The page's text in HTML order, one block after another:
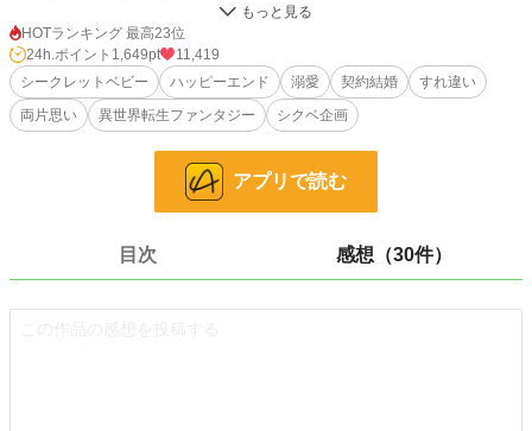
前世を思い出したばかりの彼女は、ここが小説『冷酷皇帝の最愛妃』の中だと気
づき、冷静に状況を分析していた。
エリザの役どころは、公爵家が皇帝に押し付けた花嫁で、彼の恋路の邪魔をする
モブ皇妃。小説のシュテファンは、最終的には運命の恋人アンネと結ばれる。
それは確かに、子どもが出来たら困るだろう。
速やかな"円満離婚"を前提にシュテファンと契約を結んだエリザだったが、とあ
るキッカケで彼の子を身ごもることになってしまい──？
シュテファンとの契約違反におののき、思わず逃走したエリザに「やっと見つけ
どうやら彼はエリザ一筋だったらしく。あれ？ あなたの恋人アンネはどうした
HOTランキング 最高23位
24h.ポイント 1,649pt
11,419
シークレットベビー
ハッピーエンド 溺愛 契約結婚
すれ違い
両片思い
異世界転生ファンタジー シクベ企画
アプリで読む
目次 感想（30件）